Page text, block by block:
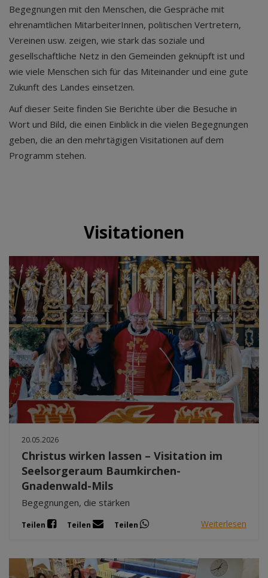
Begegnungen mit den Menschen, die Gespräche mit
ehrenamtlichen MitarbeiterInnen, politischen Vertretern,
Vereinen usw. zeigen, wie stark das soziale und
gesellschaftliche Netz in den Gemeinden geknüpft ist und
wie viele Menschen sich für das Miteinander und eine gute
Zukunft des Landes einsetzen.
Auf dieser Seite finden Sie Berichte über die Besuche in
Wort und Bild, die einen Einblick in die vielen Begegnungen
geben, die an den mehrtägigen Visitationen auf dem
Programm stehen.
Visitationen
20.05.2026
Christus wirken lassen – Visitation im
Seelsorgeraum Baumkirchen-
Gnadenwald-Mils
Begegnungen, die stärken
Teilen Teilen Teilen Weiterlesen